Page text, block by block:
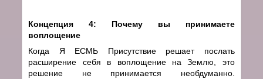
Концепция 4: Почему вы принимаете
воплощение
Когда Я ЕСМЬ Присутствие решает послать
расширение себя в воплощение на Землю, это
решение не принимается необдуманно.